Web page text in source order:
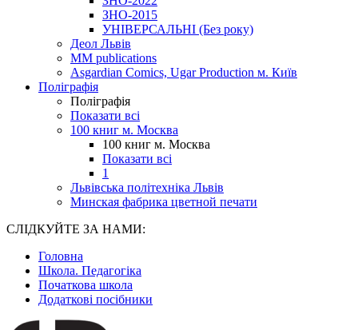
ЗНО-2015
УНІВЕРСАЛЬНІ (Без року)
Деол Львів
MM publications
Asgardian Comics, Ugar Production м. Київ
Поліграфія
Поліграфія
Показати всі
100 книг м. Москва
100 книг м. Москва
Показати всі
1
Львівська політехніка Львів
Минская фабрика цветной печати
СЛІДКУЙТЕ ЗА НАМИ:
Головна
Школа. Педагогіка
Початкова школа
Додаткові посібники